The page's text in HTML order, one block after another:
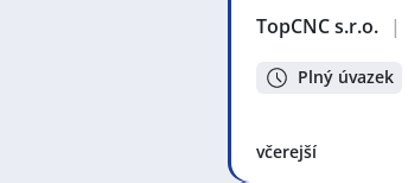
TopCNC s.r.o. |
Plný úvazek
včerejší